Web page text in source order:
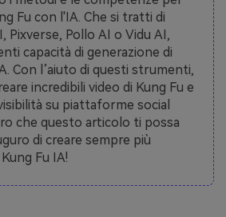
Fu con l'IA. Che si tratti di
Pixverse, Pollo AI o Vidu AI,
capacità di generazione di
Con l’aiuto di questi strumenti,
incredibili video di Kung Fu e
su piattaforme social
che questo articolo ti possa
di creare sempre più
Fu IA!